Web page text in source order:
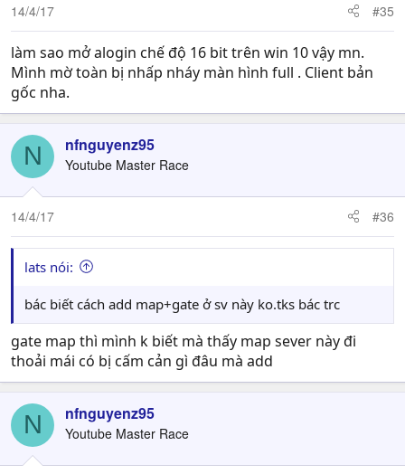
Console.WriteLine("Loaded " + EveData.mapList.Count + "
EVEs");
sửa thành
//Console.WriteLine("Loaded " + EveData.mapList.Count
+ " EVEs");
.
Bước 2:Vào TS_Server_rev97 mở TS_Server.sln nhấn start
ở phần client TS bạn thêm dòng
00.Pri*127.0.0.1 trong file SERVER.INI bạn nào cài sever
ts của DVT rồi là biết chỗ này mà
Bước 3: Chơi
Vào game chọn sever 00.Pri để vào game
tài khoản vn10000 passs aaaaaa
bạn tạo để xem
14/4/17 #35
làm sao mở alogin chế độ 16 bit trên win 10 vậy mn.
Mình mờ toàn bị nhấp nháy màn hình full . Client bản
gốc nha.
N nfnguyenz95
Youtube Master Race
14/4/17 #36
lats nói:
bác biết cách add map+gate ở sv này ko.tks bác trc
gate map thì mình k biết mà thấy map sever này đi
thoải mái có bị cấm cản gì đâu mà add
N nfnguyenz95
Youtube Master Race